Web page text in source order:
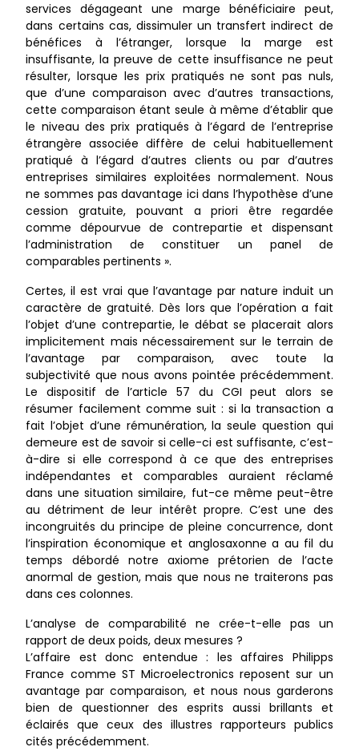
services dégageant une marge bénéficiaire peut,
dans certains cas, dissimuler un transfert indirect de
bénéfices à l’étranger, lorsque la marge est
insuffisante, la preuve de cette insuffisance ne peut
résulter, lorsque les prix pratiqués ne sont pas nuls,
que d’une comparaison avec d’autres transactions,
cette comparaison étant seule à même d’établir que
le niveau des prix pratiqués à l’égard de l’entreprise
étrangère associée diffère de celui habituellement
pratiqué à l’égard d’autres clients ou par d’autres
entreprises similaires exploitées normalement. Nous
ne sommes pas davantage ici dans l’hypothèse d’une
cession gratuite, pouvant a priori être regardée
comme dépourvue de contrepartie et dispensant
l’administration de constituer un panel de
comparables pertinents ».
Certes, il est vrai que l’avantage par nature induit un
caractère de gratuité. Dès lors que l’opération a fait
l’objet d’une contrepartie, le débat se placerait alors
implicitement mais nécessairement sur le terrain de
l’avantage par comparaison, avec toute la
subjectivité que nous avons pointée précédemment.
Le dispositif de l’article 57 du CGI peut alors se
résumer facilement comme suit : si la transaction a
fait l’objet d’une rémunération, la seule question qui
demeure est de savoir si celle-ci est suffisante, c’est-
à-dire si elle correspond à ce que des entreprises
indépendantes et comparables auraient réclamé
dans une situation similaire, fut-ce même peut-être
au détriment de leur intérêt propre. C’est une des
incongruités du principe de pleine concurrence, dont
l’inspiration économique et anglosaxonne a au fil du
temps débordé notre axiome prétorien de l’acte
anormal de gestion, mais que nous ne traiterons pas
dans ces colonnes.
L’analyse de comparabilité ne crée-t-elle pas un
rapport de deux poids, deux mesures ?
L’affaire est donc entendue : les affaires Philipps
France comme ST Microelectronics reposent sur un
avantage par comparaison, et nous nous garderons
bien de questionner des esprits aussi brillants et
éclairés que ceux des illustres rapporteurs publics
cités précédemment.